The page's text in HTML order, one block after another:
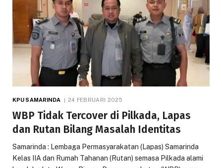
KPU SAMARINDA 24 FEBRUARI 2025
WBP Tidak Tercover di Pilkada, Lapas
dan Rutan Bilang Masalah Identitas
Samarinda : Lembaga Permasyarakatan (Lapas) Samarinda
Kelas IIA dan Rumah Tahanan (Rutan) semasa Pilkada alami